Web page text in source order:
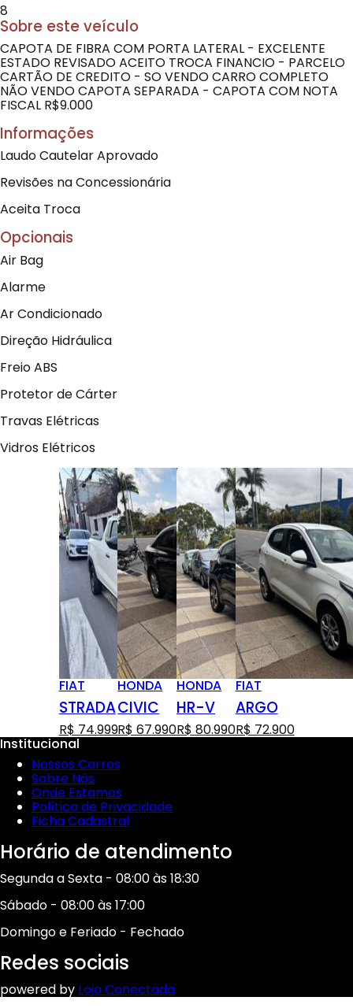
8
Sobre este veículo
CAPOTA DE FIBRA COM PORTA LATERAL - EXCELENTE
ESTADO REVISADO ACEITO TROCA FINANCIO - PARCELO
CARTÃO DE CREDITO - SO VENDO CARRO COMPLETO
NÃO VENDO CAPOTA SEPARADA - CAPOTA COM NOTA
FISCAL R$9.000
Informações
Laudo Cautelar Aprovado
Revisões na Concessionária
Aceita Troca
Opcionais
Air Bag
Alarme
Ar Condicionado
Direção Hidráulica
Freio ABS
Protetor de Cárter
Travas Elétricas
Vidros Elétricos
FIAT
STRADA
R$ 74.999
HONDA
CIVIC
R$ 67.990
HONDA
HR-V
R$ 80.990
FIAT
ARGO
R$ 72.900
Institucional
Nossos Carros
Sobre Nós
Onde Estamos
Política de Privacidade
Ficha Cadastral
Horário de atendimento
Segunda a Sexta - 08:00 às 18:30
Sábado - 08:00 às 17:00
Domingo e Feriado - Fechado
Redes sociais
powered by Loja Conectada